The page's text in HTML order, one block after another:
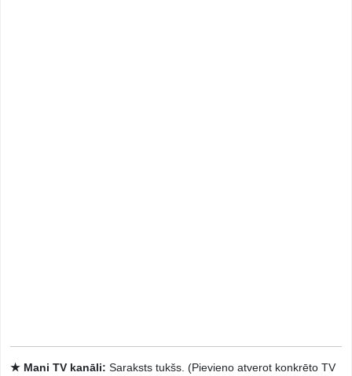
★ Mani TV kanāli: Saraksts tukšs. (Pievieno atverot konkrēto TV